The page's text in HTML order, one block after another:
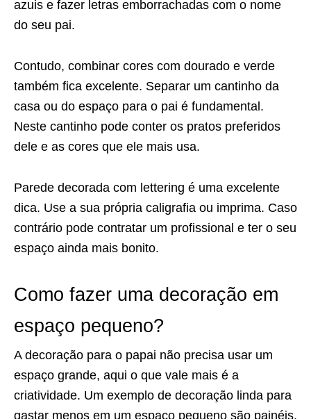
azuis e fazer letras emborrachadas com o nome
do seu pai.
Contudo, combinar cores com dourado e verde
também fica excelente. Separar um cantinho da
casa ou do espaço para o pai é fundamental.
Neste cantinho pode conter os pratos preferidos
dele e as cores que ele mais usa.
Parede decorada com lettering é uma excelente
dica. Use a sua própria caligrafia ou imprima. Caso
contrário pode contratar um profissional e ter o seu
espaço ainda mais bonito.
Como fazer uma decoração em
espaço pequeno?
A decoração para o papai não precisa usar um
espaço grande, aqui o que vale mais é a
criatividade. Um exemplo de decoração linda para
gastar menos em um espaço pequeno são painéis,